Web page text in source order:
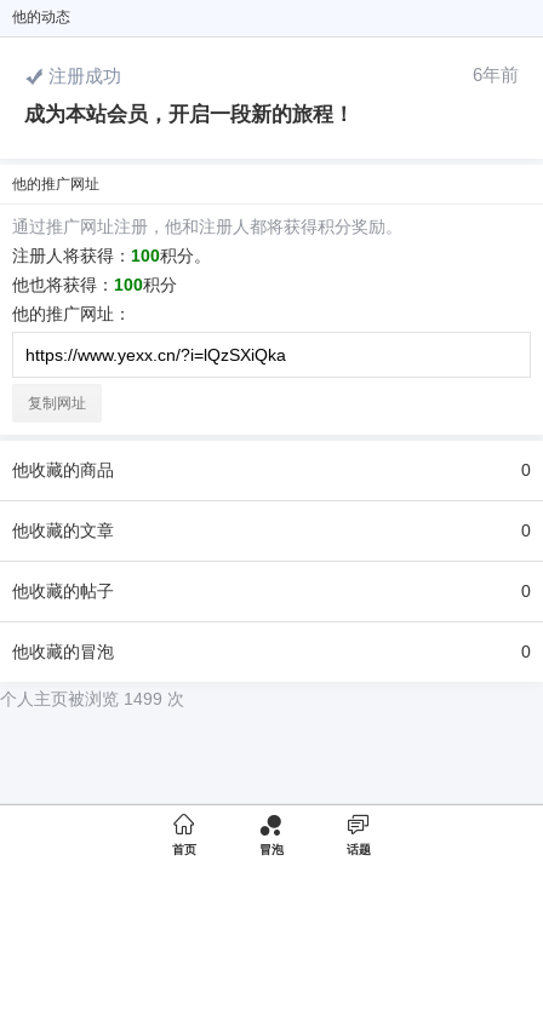
他的动态
注册成功 6年前
成为本站会员，开启一段新的旅程！
他的推广网址
通过推广网址注册， 他和注册人都将获得积分奖励。
注册人将获得： 100积分。
他也将获得： 100积分
他的推广网址：
复制网址
他收藏的商品 0
他收藏的文章 0
他收藏的帖子 0
他收藏的冒泡 0
个人主页被浏览 1499 次

首页 冒泡 话题
忘记密码？ 找回 已有帐号？